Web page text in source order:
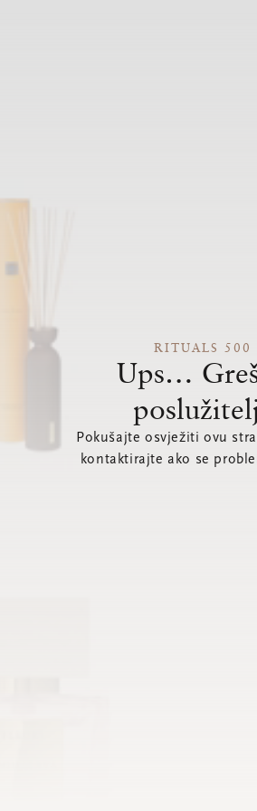
RITUALS 500
Ups…
Pokušajte osvježiti ovu
kontaktirajte ako se